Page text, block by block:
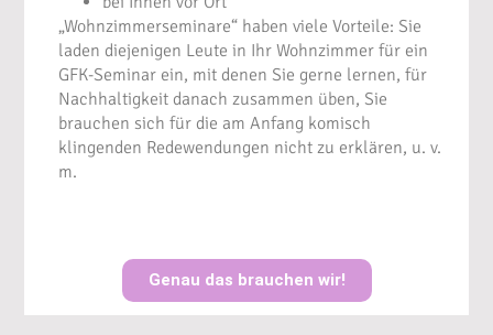
„Wohnzimmerseminare“ haben viele Vorteile: Sie
laden diejenigen Leute in Ihr Wohnzimmer für ein
GFK-Seminar ein, mit denen Sie gerne lernen, für
Nachhaltigkeit danach zusammen üben, Sie
brauchen sich für die am Anfang komisch
klingenden Redewendungen nicht zu erklären, u. v.
m.
Genau das brauchen wir!